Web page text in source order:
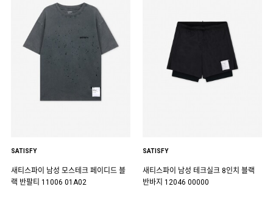
SATISFY
새티스파이 남성 모스테크 페이디드 블
랙 반팔티 11006 01A02
SATISFY
새티스파이 남성 테크실크 8인치 블랙
반바지 12046 00000